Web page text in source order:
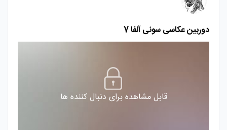
دوربین عکاسی سونی آلفا 7
قابل مشاهده برای دنبال کننده ها